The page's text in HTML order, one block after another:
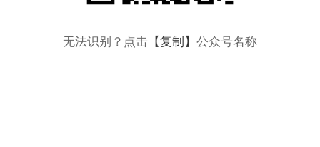
无法识别？点击 【复制】 公众号名称